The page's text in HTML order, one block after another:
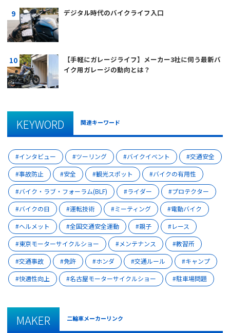
デジタル時代のバイクライフ入口
【手軽にガレージライフ】メーカー3社に伺う最新バ
イク用ガレージの動向とは？
KEYWORD 関連キーワード
インタビュー ツーリング バイクイベント
交通安全
事故防止
安全 観光スポット
バイクの有用性
バイク・ラブ・フォーラム(BLF)
ライダー
プロテクター
バイクの日
運転技術 ミーティング
電動バイク
ヘルメット
全国交通安全運動 親子
レース
東京モーターサイクルショー
メンテナンス
教習所
交通事故
免許 ホンダ 交通ルール
キャンプ
快適性向上
名古屋モーターサイクルショー 駐車場問題
MAKER 二輪車メーカーリンク